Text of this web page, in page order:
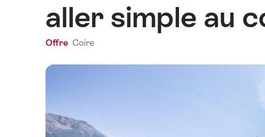
aller simple au
Offre Coire